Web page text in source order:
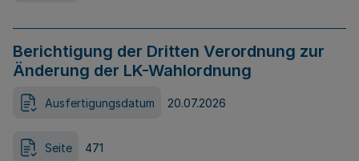
Berichtigung der Dritten Verordnung zur
Änderung der LK-Wahlordnung
Ausfertigungsdatum 20.07.2026
Seite 471